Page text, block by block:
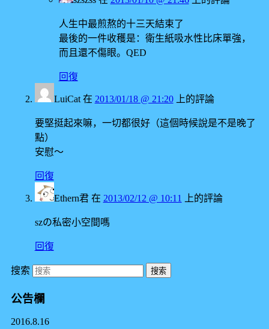
人生中最煎熬的十三天結束了
最後的一件收穫是：衛生紙吸水性比床單強，
而且還不傷眼。QED
回復
LuiCat在 2013/01/18 @ 21:20上的評論
要堅挺起來嘛，一切都很好（這個時候說是不是晚了
點）
安慰～
回復
Ethern君在 2013/02/12 @ 10:11 上的評論
szの私密小空間嗎
回復
搜索
公告欄
2016.8.16